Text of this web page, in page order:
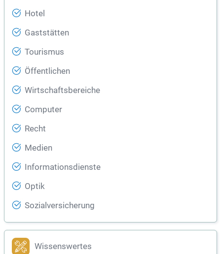
Hotel
Gaststätten
Tourismus
Öffentlichen
Wirtschaftsbereiche
Computer
Recht
Medien
Informationsdienste
Optik
Sozialversicherung
Wissenswertes